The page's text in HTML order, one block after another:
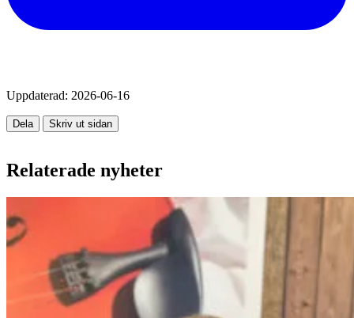
Uppdaterad: 2026-06-16
Dela Skriv ut sidan
Relaterade nyheter